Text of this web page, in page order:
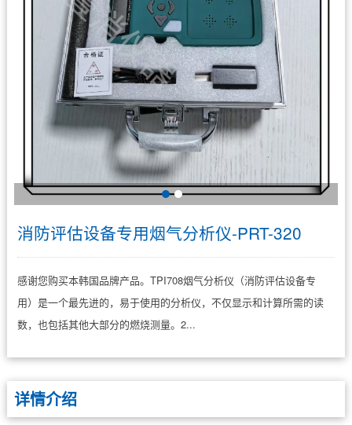
消防评估设备专用烟气分析仪-PRT-320
感谢您购买本韩国品牌产品。TPI708烟气分析仪（消防评估设备专
用）是一个最先进的，易于使用的分析仪，不仅显示和计算所需的读
数，也包括其他大部分的燃烧测量。2...
详情介绍